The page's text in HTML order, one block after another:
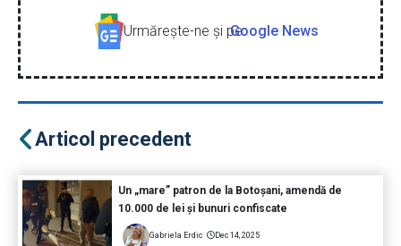
Urmăreşte-ne şi peGoogle News
Articol precedent
Un „mare” patron de la Botoșani, amendă de
10.000 de lei și bunuri confiscate
Gabriela Erdic Dec 14, 2025